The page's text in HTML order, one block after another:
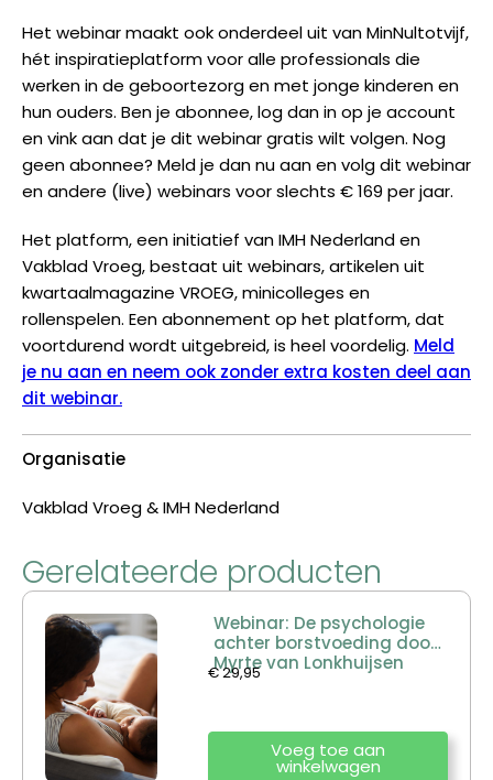
Het webinar maakt ook onderdeel uit van MinNultotvijf,
hét inspiratieplatform voor alle professionals die
werken in de geboortezorg en met jonge kinderen en
hun ouders. Ben je abonnee, log dan in op je account
en vink aan dat je dit webinar gratis wilt volgen. Nog
geen abonnee? Meld je dan nu aan en volg dit webinar
en andere (live) webinars voor slechts € 169 per jaar.
Het platform, een initiatief van IMH Nederland en
Vakblad Vroeg, bestaat uit webinars, artikelen uit
kwartaalmagazine VROEG, minicolleges en
rollenspelen. Een abonnement op het platform, dat
voortdurend wordt uitgebreid, is heel voordelig. Meld
je nu aan en neem ook zonder extra kosten deel aan
dit webinar.
Organisatie
Vakblad Vroeg & IMH Nederland
Gerelateerde producten
Webinar: De psychologie
achter borstvoeding door
Myrte van Lonkhuijsen
€29,95
Voeg toe aan
winkelwagen